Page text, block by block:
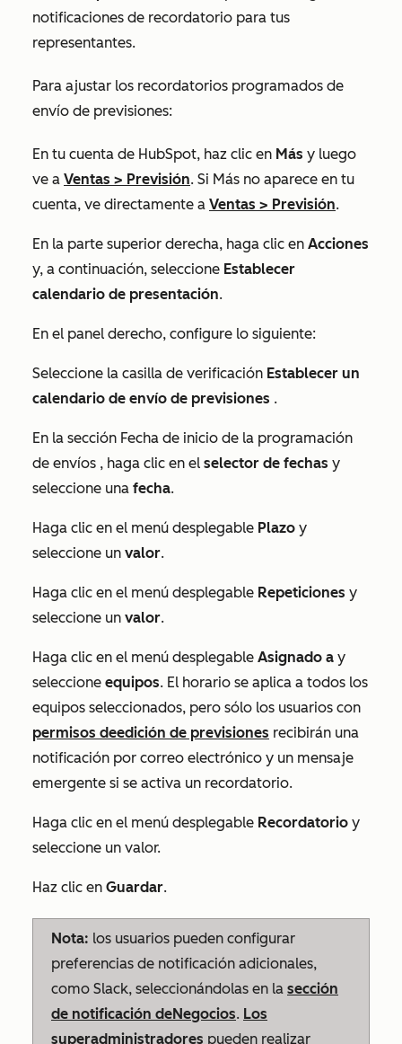
notificaciones de recordatorio para tus
representantes.
Para ajustar los recordatorios programados de
envío de previsiones:
En tu cuenta de HubSpot, haz clic en Más y luego
ve a Ventas > Previsión. Si Más no aparece en tu
cuenta, ve directamente a Ventas > Previsión.
En la parte superior derecha, haga clic en Acciones
y, a continuación, seleccione Establecer
calendario de presentación.
En el panel derecho, configure lo siguiente:
Seleccione la casilla de verificación Establecer un
calendario de envío de previsiones .
En la sección Fecha de inicio de la programación
de envíos , haga clic en el selector de fechas y
seleccione una fecha.
Haga clic en el menú desplegable Plazo y
seleccione un valor.
Haga clic en el menú desplegable Repeticiones y
seleccione un valor.
Haga clic en el menú desplegable Asignado a y
seleccione equipos. El horario se aplica a todos los
equipos seleccionados, pero sólo los usuarios con
permisos deedición de previsiones recibirán una
notificación por correo electrónico y un mensaje
emergente si se activa un recordatorio.
Haga clic en el menú desplegable Recordatorio y
seleccione un valor.
Haz clic en Guardar.
Nota: los usuarios pueden configurar
preferencias de notificación adicionales,
como Slack, seleccionándolas en la sección
de notificación deNegocios. Los
superadministradores pueden realizar